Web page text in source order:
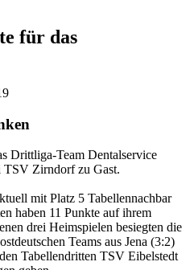
für das
Drittliga-Team Dentalservice
TSV Zirndorf zu Gast.
mit Platz 5 Tabellennachbar
haben 11 Punkte auf ihrem
drei Heimspielen besiegten die
Teams aus Jena (3:2)
Tabellendritten TSV Eibelstedt